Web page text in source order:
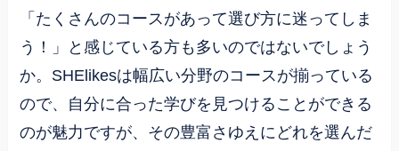
「たくさんのコースがあって選び方に迷ってしま
う！」と感じている方も多いのではないでしょう
か。SHElikesは幅広い分野のコースが揃っている
ので、自分に合った学びを見つけることができる
のが魅力ですが、その豊富さゆえにどれを選んだ